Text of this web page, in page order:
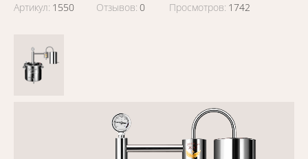
Артикул: 1550 Отзывов: 0 Просмотров: 1742